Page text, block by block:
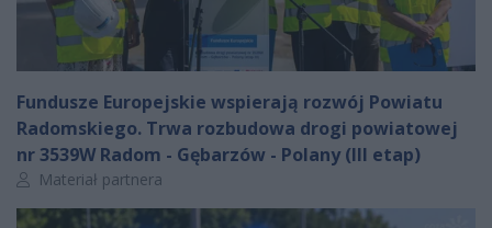
Fundusze Europejskie wspierają rozwój Powiatu
Radomskiego. Trwa rozbudowa drogi powiatowej
nr 3539W Radom - Gębarzów - Polany (III etap)
Autor artykułu:
Materiał partnera